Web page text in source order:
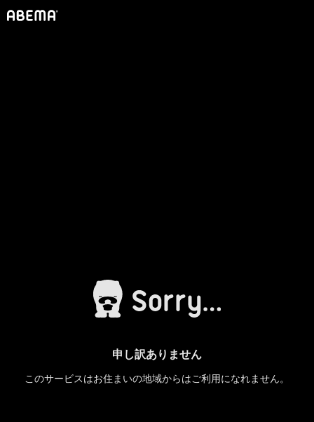
申し訳ありません
このサービスはお住まいの地域からはご利用になれません。